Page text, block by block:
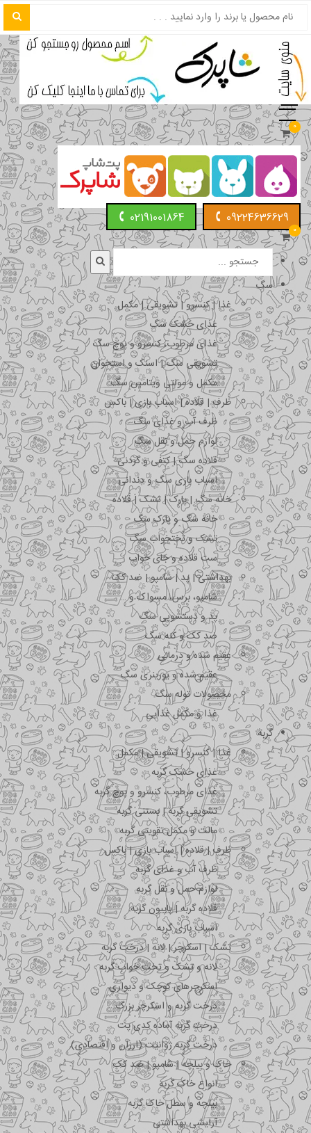
0
09224636629
02191001864
0
سگ
غذا | کنسرو | تشویقی | مکمل
غذای خشک سگ
غذای مرطوب، کنسرو و پوچ سگ
تشویقی سگ | اسنک و استخوان
مکمل و مولتی ویتامین سگ
ظرف | قلاده | اسباب بازی | باکس
ظرف آب و غذای سگ
لوازم حمل و نقل سگ
قلاده سگ | کتفی و گردنی
اسباب بازی سگ و دندانی
خانه سگ | پارک | تشک | قلاده
خانه سگ و پارک سگ
تشک و تختخواب سگ
ست قلاده و جای خواب
بهداشتی | پد | شامپو | ضد کک
شامپو، برس، مسواک و …
پد و دستشویی سگ
ضد کک و کنه سگ
عقیم شده و درمانی
عقیم شده و یورینری سگ
محصولات توله سگ
غذا و مکمل غذایی
گربه
غذا | کنسرو | تشویقی | مکمل
غذای خشک گربه
غذای مرطوب، کنسرو و پوچ گربه
تشویقی گربه | بستنی گربه
مالت و مکمل تقویتی گربه
ظرف | قلاده | اسباب بازی | باکس
ظرف آب و غذای گربه
لوازم حمل و نقل گربه
قلاده گربه | پاپیون گربه
اسباب بازی گربه
تشک | اسکرچر | لانه | درخت گربه
لانه و تشک و تخت خواب گربه
اسکرچرهای کوچک و دیواری
درخت گربه و اسکرچر بزرگ
درخت گربه آماده کدی پت
درخت گربه ژوانیت (ارزان و اقتصادی)
خاک و بیلچه | شامپو | ضد کک
انواع خاک گربه
بیلچه و سطل خاک گربه
آرایشی بهداشتی